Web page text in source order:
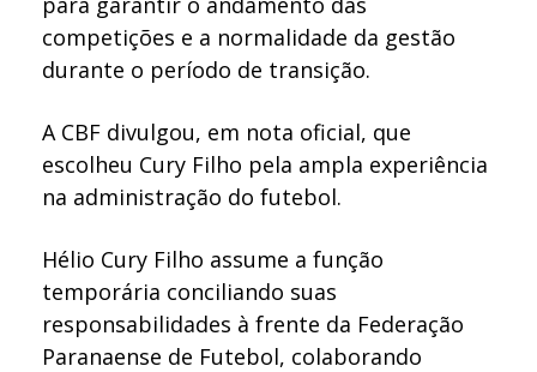
competições e a normalidade da gestão
durante o período de transição.
A CBF divulgou, em nota oficial, que
escolheu Cury Filho pela ampla experiência
na administração do futebol.
Hélio Cury Filho assume a função
temporária conciliando suas
responsabilidades à frente da Federação
Paranaense de Futebol, colaborando